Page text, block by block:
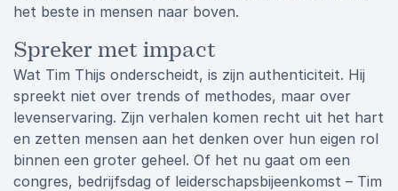
het beste in mensen naar boven.
Spreker met impact
Wat Tim Thijs onderscheidt, is zijn authenticiteit. Hij
spreekt niet over trends of methodes, maar over
levenservaring. Zijn verhalen komen recht uit het hart
en zetten mensen aan het denken over hun eigen rol
binnen een groter geheel. Of het nu gaat om een
congres, bedrijfsdag of leiderschapsbijeenkomst – Tim